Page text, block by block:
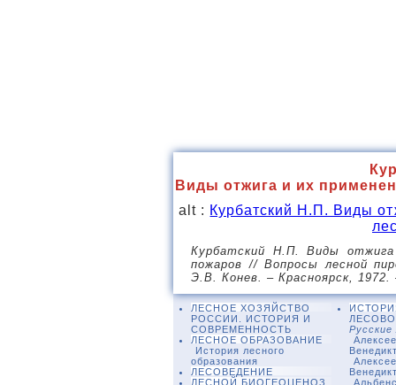
Виды отжига и их
alt : Курбатский Н.П. Виды
Курбатский Н.П. Виды отжига
пожаров // Вопросы лесной
Э.В. Конев. – Красноярск, 1972.
ЛЕСНОЕ ХОЗЯЙСТВО
РОССИИ. ИСТОРИЯ И
СОВРЕМЕННОСТЬ
ЛЕСНОЕ ОБРАЗОВАНИЕ
История лесного
образования
ЛЕСОВЕДЕНИЕ
ЛЕСНОЙ БИОГЕОЦЕНОЗ
Русские